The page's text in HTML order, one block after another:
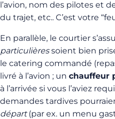
l’avion, nom des pilotes et
du trajet, etc.. C’est votre
En parallèle, le courtier
particulièressoient bien
le catering commandé
livré à l’avion ; un chauffeur
à l’arrivée si vous l’aviez
demandes tardives
départ(par ex. un menu